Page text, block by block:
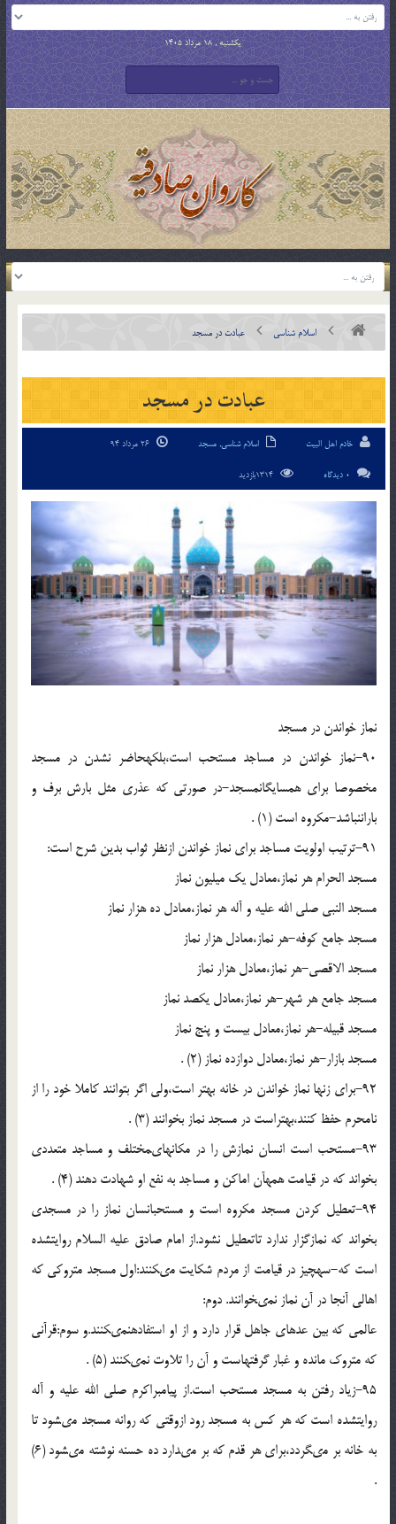
یکشنبه , 18 مرداد 1405
اسلام شناسی عبادت در مسجد
عبادت در مسجد
خادم اهل البیت اسلام شناسی, مسجد
0 دیدگاه
نماز خواندن در مسجد
90-نماز خواندن در مساجد مستحب است،بلکه‏حاضر نشدن در مسجد
مخصوصا براى همسایگان‏مسجد-در صورتى که عذرى مثل بارش برف و
باران‏نباشد-مکروه است (1) .
91-ترتیب اولویت مساجد براى نماز خواندن ازنظر ثواب بدین شرح است:
مسجد الحرام هر نماز،معادل یک میلیون نماز
مسجد النبى صلى الله علیه و آله هر نماز،معادل ده هزار نماز
مسجد جامع کوفه-هر نماز،معادل هزار نماز
مسجد الاقصى-هر نماز،معادل هزار نماز
مسجد جامع هر شهر-هر نماز،معادل یکصد نماز
مسجد قبیله-هر نماز،معادل بیست و پنج نماز
مسجد بازار-هر نماز،معادل دوازده نماز (2) .
92-براى زنها نماز خواندن در خانه بهتر است،ولى اگر بتوانند کاملا خود را از
نامحرم حفظ کنند،بهتراست در مسجد نماز بخوانند (3) .
93-مستحب است انسان نمازش را در مکانهاى‏مختلف و مساجد متعددى
بخواند که در قیامت همه‏آن اماکن و مساجد به نفع او شهادت دهند (4) .
94-تعطیل کردن مسجد مکروه است و مستحب‏انسان نماز را در مسجدى
بخواند که نمازگزار ندارد تاتعطیل نشود.از امام صادق علیه السلام روایت‏شده
است که-سه‏چیز در قیامت از مردم شکایت مى‏کنند:اول مسجد متروکى که
اهالى آنجا در آن نماز نمى‏خوانند. دوم:
عالمى که بین عده‏اى جاهل قرار دارد و از او استفاده‏نمى‏کنند.و سوم:قرآنى
که متروک مانده و غبار گرفته‏است و آن را تلاوت نمى‏کنند (5) .
95-زیاد رفتن به مسجد مستحب است.از پیامبراکرم صلى الله علیه و آله
روایت‏شده است که هر کس به مسجد رود ازوقتى که روانه مسجد مى‏شود تا
به خانه بر مى‏گردد،براى هر قدم که بر مى‏دارد ده حسنه نوشته مى‏شود (6)
.